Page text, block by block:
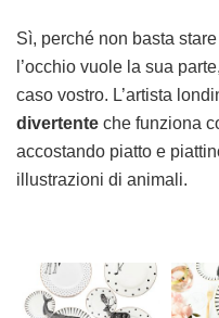
Sì, perché non basta
l’occhio vuole la sua
caso vostro. L’artista
divertente che funziona
accostando piatto e
illustrazioni di animali.